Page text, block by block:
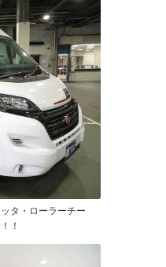
タ・ローラーチー
！